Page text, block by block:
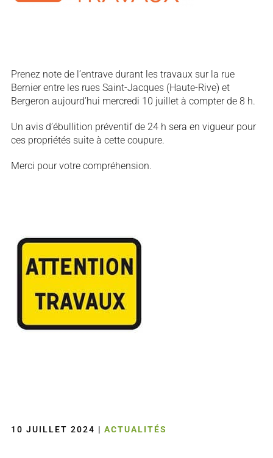
Prenez note de l’entrave durant les travaux sur la rue
Bernier entre les rues Saint-Jacques (Haute-Rive) et
Bergeron aujourd’hui mercredi 10 juillet à compter de 8 h.
Un avis d’ébullition préventif de 24 h sera en vigueur pour
ces propriétés suite à cette coupure.
Merci pour votre compréhension.
10 JUILLET 2024 | ACTUALITÉS